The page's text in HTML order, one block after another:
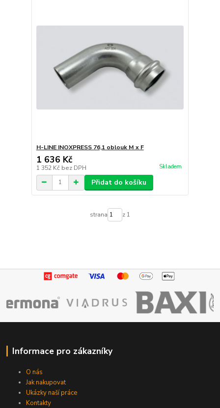
H-LINE INOXPRESS 76,1 oblouk M x F
1 636 Kč
1 352 Kč bez DPH Skladem
Přidat do košíku
strana z 1
Informace pro zákazníky
O nás
Jak nakupovat
Ukázky naší práce
Kontakty